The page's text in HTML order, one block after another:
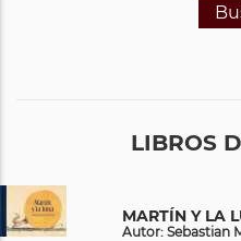
LIBROS
MARTÍN Y LA
Autor: Sebastian